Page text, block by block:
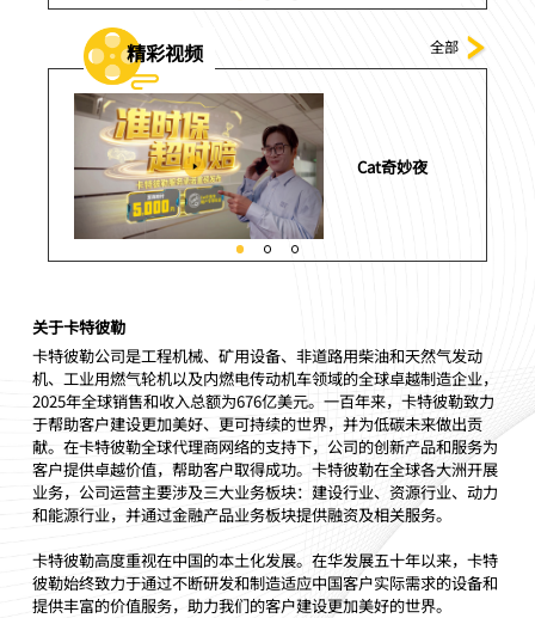
精彩视频 全部
Cat奇妙夜
关于卡特彼勒
卡特彼勒公司是工程机械、矿用设备、非道路用柴油和天然气发动
机、工业用燃气轮机以及内燃电传动机车领域的全球卓越制造企业，
2025年全球销售和收入总额为676亿美元。一百年来，卡特彼勒致力
于帮助客户建设更加美好、更可持续的世界，并为低碳未来做出贡
献。在卡特彼勒全球代理商网络的支持下，公司的创新产品和服务为
客户提供卓越价值，帮助客户取得成功。卡特彼勒在全球各大洲开展
业务，公司运营主要涉及三大业务板块：建设行业、资源行业、动力
和能源行业，并通过金融产品业务板块提供融资及相关服务。
卡特彼勒高度重视在中国的本土化发展。在华发展五十年以来，卡特
彼勒始终致力于通过不断研发和制造适应中国客户实际需求的设备和
提供丰富的价值服务，助力我们的客户建设更加美好的世界。